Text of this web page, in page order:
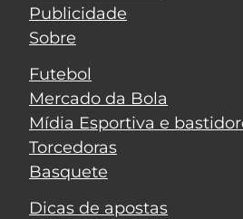
Publicidade
Sobre
Futebol
Mercado da Bola
Mídia Esportiva e
Torcedoras
Basquete
Dicas de apostas